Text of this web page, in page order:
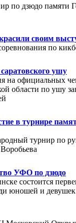
по дзюдо памяти
своим
по
ушу
на официальных
области по ушу
в турнире
турнир по
УФО по дзюдо
состоится
юношей и девушек